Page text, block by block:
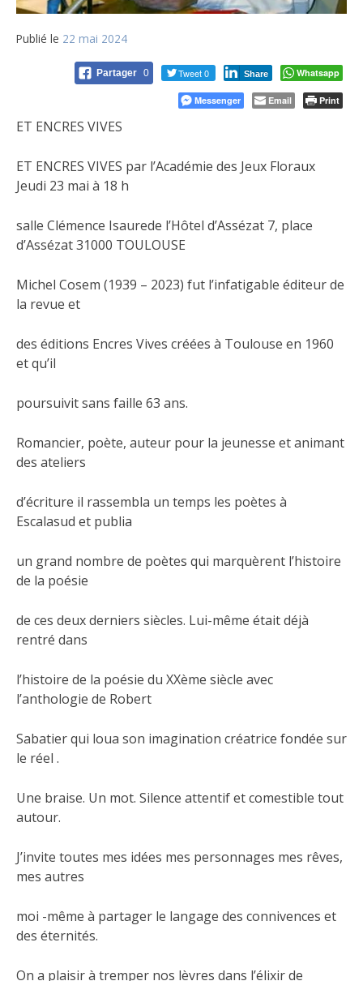
Publié le 22 mai 2024
Partager 0 Tweet 0 Share Whatsapp
Messenger Email Print
ET ENCRES VIVES
ET ENCRES VIVES par l’Académie des Jeux Floraux
Jeudi 23 mai à 18 h
salle Clémence Isaurede l’Hôtel d’Assézat 7, place
d’Assézat 31000 TOULOUSE
Michel Cosem (1939 – 2023) fut l’infatigable éditeur de
la revue et
des éditions Encres Vives créées à Toulouse en 1960
et qu’il
poursuivit sans faille 63 ans.
Romancier, poète, auteur pour la jeunesse et animant
des ateliers
d’écriture il rassembla un temps les poètes à
Escalasud et publia
un grand nombre de poètes qui marquèrent l’histoire
de la poésie
de ces deux derniers siècles. Lui-même était déjà
rentré dans
l’histoire de la poésie du XXème siècle avec
l’anthologie de Robert
Sabatier qui loua son imagination créatrice fondée sur
le réel .
Une braise. Un mot. Silence attentif et comestible tout
autour.
J’invite toutes mes idées mes personnages mes rêves,
mes autres
moi -même à partager le langage des connivences et
des éternités.
On a plaisir à tremper nos lèvres dans l’élixir de